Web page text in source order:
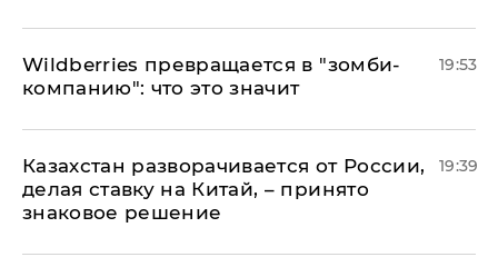
Wildberries превращается в "зомби-
компанию": что это значит
19:53
Казахстан разворачивается от России,
делая ставку на Китай, – принято
знаковое решение
19:39